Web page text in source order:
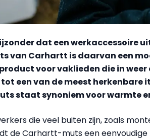
dat een werkaccessoire
van Carhartt is daarvan een
voor vaklieden die in
een van de meest herkenbare
staat synoniem voor warmte
die veel buiten zijn, zoals
de Carhartt-muts een